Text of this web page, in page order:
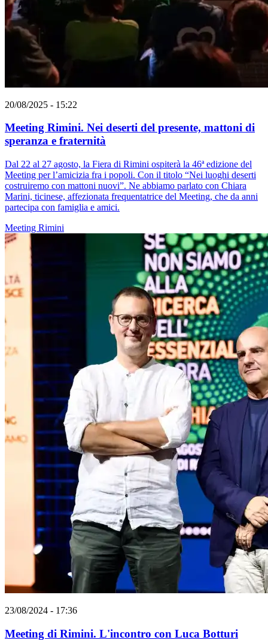
20/08/2025 - 15:22
Meeting Rimini. Nei deserti del presente, mattoni di
speranza e fraternità
Dal 22 al 27 agosto, la Fiera di Rimini ospiterà la 46ª edizione del
Meeting per l’amicizia fra i popoli. Con il titolo “Nei luoghi deserti
costruiremo con mattoni nuovi”. Ne abbiamo parlato con Chiara
Marini, ticinese, affezionata frequentatrice del Meeting, che da anni
partecipa con famiglia e amici.
Meeting Rimini
23/08/2024 - 17:36
Meeting di Rimini. L'incontro con Luca Botturi